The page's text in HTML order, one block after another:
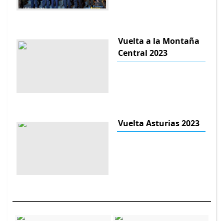
Vuelta a la Montaña
Central 2023
Vuelta Asturias 2023